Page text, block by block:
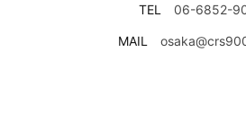
TEL 06-6852-
MAIL